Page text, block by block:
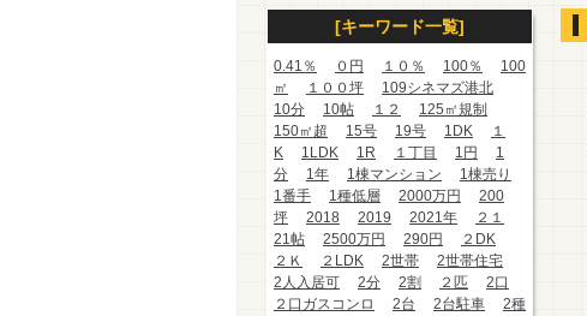
[キーワード一覧]
0.41％ ０円 １０％ 100％
100
㎡
１００坪
109シネマズ港北
10分
10帖 １２
125㎡規制
150㎡超
15号 19号 1DK
１
K
1LDK 1R １丁目 1円
1
分
1年 1棟マンション
1棟売り
1番手
1種低層 2000万円
200
坪
2018 2019 2021年
２１
21帖
2500万円 290円
２DK
２Ｋ
２LDK 2世帯
2世帯住宅
2人入居可
2分 2割 ２匹
2口
２口ガスコンロ
2台 2台駐車
2種